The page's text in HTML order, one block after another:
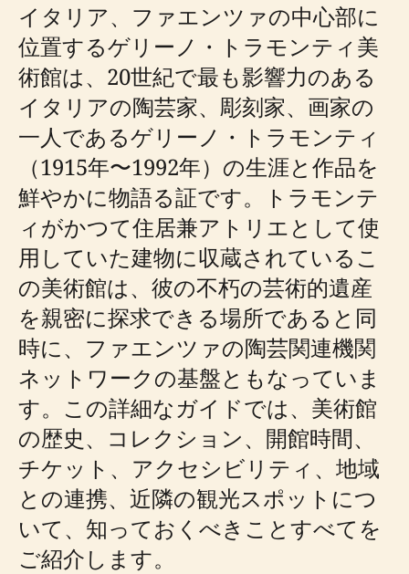
イタリア、ファエンツァの中心部に
位置するゲリーノ・トラモンティ美
術館は、20世紀で最も影響力のある
イタリアの陶芸家、彫刻家、画家の
一人であるゲリーノ・トラモンティ
（1915年〜1992年）の生涯と作品を
鮮やかに物語る証です。トラモンテ
ィがかつて住居兼アトリエとして使
用していた建物に収蔵されているこ
の美術館は、彼の不朽の芸術的遺産
を親密に探求できる場所であると同
時に、ファエンツァの陶芸関連機関
ネットワークの基盤ともなっていま
す。この詳細なガイドでは、美術館
の歴史、コレクション、開館時間、
チケット、アクセシビリティ、地域
との連携、近隣の観光スポットにつ
いて、知っておくべきことすべてを
ご紹介します。